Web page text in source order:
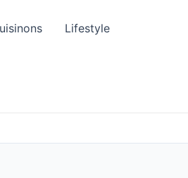
Lifestyle